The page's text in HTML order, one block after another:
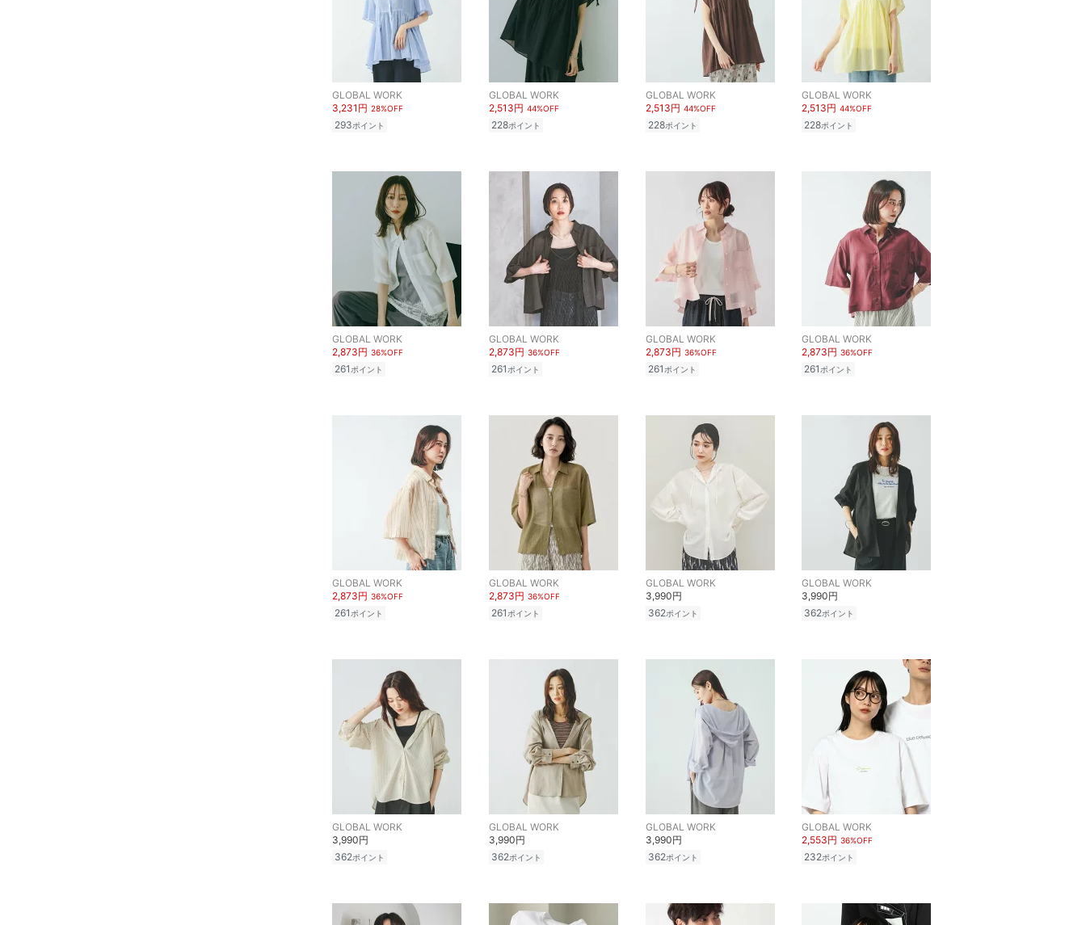
GLOBAL WORK
3,231円 28%OFF
293ポイント
GLOBAL WORK
2,513円 44%OFF
228ポイント
GLOBAL WORK
2,513円 44%OFF
228ポイント
GLOBAL WORK
2,513円 44%OFF
228ポイント
GLOBAL WORK
2,873円 36%OFF
261 ポイント
GLOBAL WORK
2,873円 36%OFF
261 ポイント
GLOBAL WORK
2,873円 36%OFF
261 ポイント
GLOBAL WORK
2,873円 36%OFF
261ポイント
GLOBAL WORK
2,873円 36%OFF
261 ポイント
GLOBAL WORK
2,873円 36%OFF
261 ポイント
GLOBAL WORK
3,990円
362ポイント
GLOBAL WORK
3,990円
362ポイント
GLOBAL WORK
3,990円
362ポイント
GLOBAL WORK
3,990円
362ポイント
GLOBAL WORK
3,990円
362ポイント
GLOBAL WORK
2,553円 36%OFF
232ポイント